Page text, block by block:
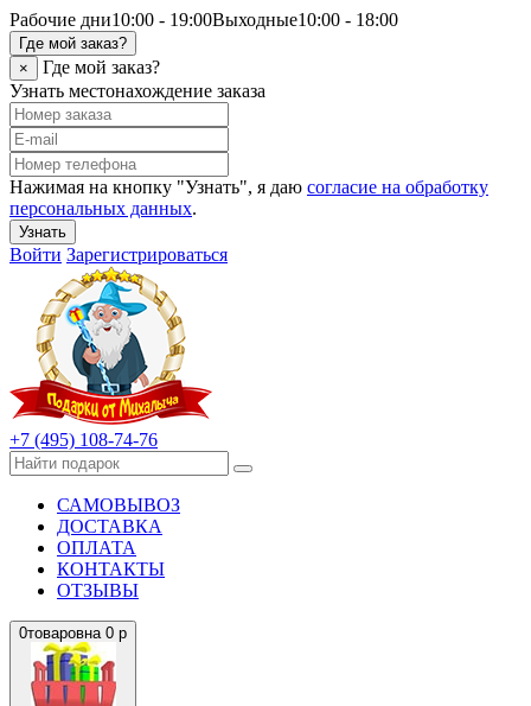
Рабочие дни10:00 - 19:00Выходные10:00 - 18:00
Где мой заказ?
×
Где мой заказ?
Узнать местонахождение заказа
Нажимая на кнопку "Узнать", я даю согласие на обработку
персональных данных.
Узнать
Войти Зарегистрироваться
+7 (495) 108-74-76
САМОВЫВОЗ
ДОСТАВКА
ОПЛАТА
КОНТАКТЫ
ОТЗЫВЫ
0товаровна 0 р